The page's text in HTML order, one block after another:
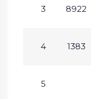
3 8922
4 1383
5